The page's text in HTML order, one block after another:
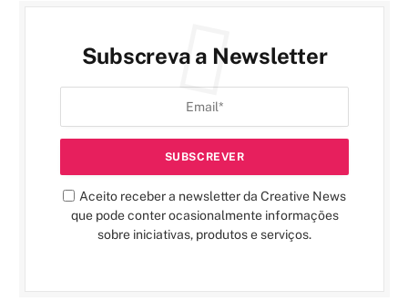
Subscreva a Newsletter
Aceito receber a newsletter da Creative News
que pode conter ocasionalmente informações
sobre iniciativas, produtos e serviços.